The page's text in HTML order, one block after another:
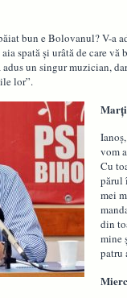
bun e Bolovanul? V-a
spată și urâtă de care
un singur muzician,
lor”.
Marți
vom
Cu
părul
mei
din
mine
patru